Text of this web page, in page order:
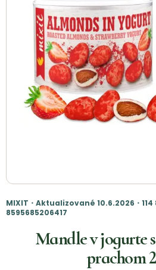
MIXIT・Aktualizované 10.6.2026・114
8595685206417
Mandle v jogurte
prachom